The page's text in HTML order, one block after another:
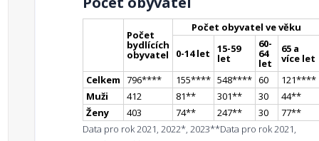
Počet
bydlících
obyvatel
Počet obyvatel ve věku
0-14 let 15-59
let
60-
64
let
65 a
více let
Celkem 796**** 155**** 548**** 60 121****
Muži
412 81** 301** 30 44**
Ženy
403 74** 247** 30 77**
Data pro rok 2021, 2022*, 2023**Data pro rok 2021,